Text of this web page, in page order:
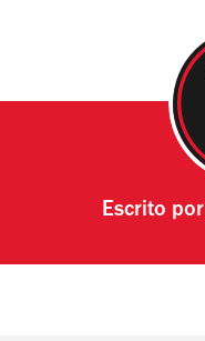
Escrito por